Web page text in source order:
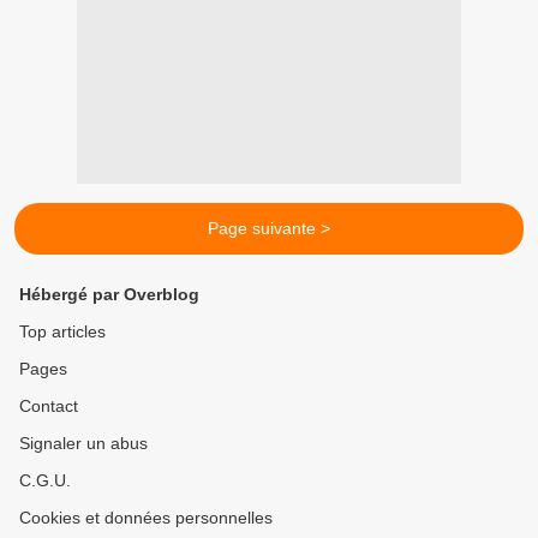
Page suivante >
Hébergé par Overblog
Top articles
Pages
Contact
Signaler un abus
C.G.U.
Cookies et données personnelles